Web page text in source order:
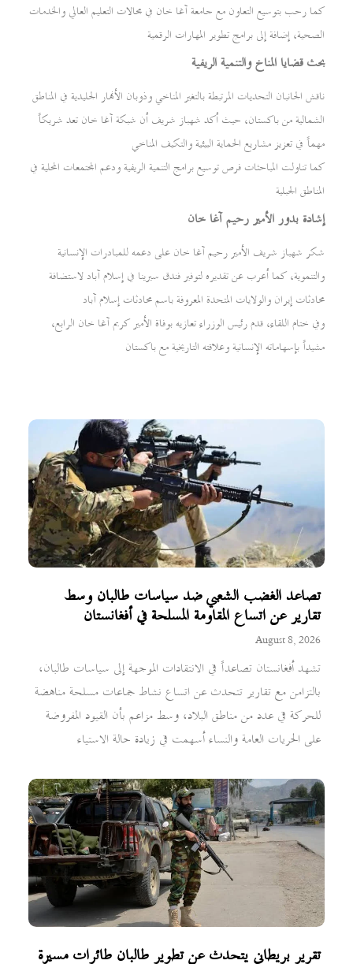
تصاعد الغضب الشعبي ضد سياسات طالبان وسط
تقارير عن اتساع المقاومة المسلحة في أفغانستان
August 8, 2026
تشهد أفغانستان تصاعداً في الانتقادات الموجهة إلى سياسات طالبان،
بالتزامن مع تقارير تتحدث عن اتساع نشاط جماعات مسلحة مناهضة
للحركة في عدد من مناطق البلاد، وسط مزاعم بأن القيود المفروضة
على الحريات العامة والنساء أسهمت في زيادة حالة الاستياء
تقرير بريطاني يتحدث عن تطوير طالبان طائرات مسيرة
كما رحب بتوسيع التعاون مع جامعة آغا خان في مجالات التعليم العالي والخدمات
الصحية، إضافة إلى برامج تطوير المهارات الرقمية
بحث قضايا المناخ والتنمية الريفية
ناقش الجانبان التحديات المرتبطة بالتغير المناخي وذوبان الأنهار الجليدية في المناطق
الشمالية من باكستان، حيث أكد شهباز شريف أن شبكة آغا خان تعد شريكاً
مهماً في تعزيز مشاريع الحماية البيئية والتكيف المناخي
كما تناولت المباحثات فرص توسيع برامج التنمية الريفية ودعم المجتمعات المحلية في
المناطق الجبلية
إشادة بدور الأمير رحيم آغا خان
شكر شهباز شريف الأمير رحيم آغا خان على دعمه للمبادرات الإنسانية
والتنموية، كما أعرب عن تقديره لتوفير فندق سيرينا في إسلام آباد لاستضافة
محادثات إيران والولايات المتحدة المعروفة باسم محادثات إسلام آباد
وفي ختام اللقاء، قدم رئيس الوزراء تعازيه بوفاة الأمير كريم آغا خان الرابع،
مشيداً بإسهاماته الإنسانية وعلاقته التاريخية مع باكستان